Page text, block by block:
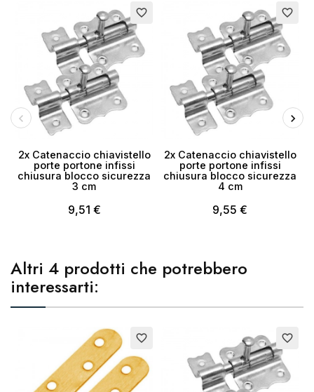
favorite_border
2x Catenaccio chiavistello
porte portone infissi
chiusura blocco sicurezza
3 cm
9,51 €
favorite_border
2x Catenaccio chiavistello
porte portone infissi
chiusura blocco sicurezza
4 cm
9,55 €
Altri 4 prodotti che potrebbero
interessarti:
favorite_border favorite_border